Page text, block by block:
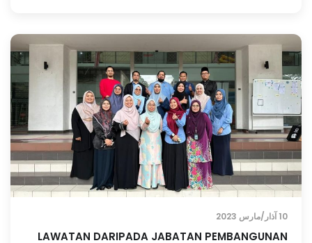
10 آذار/مارس 2023
LAWATAN DARIPADA JABATAN PEMBANGUNAN